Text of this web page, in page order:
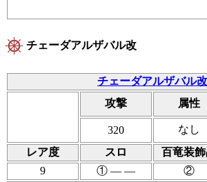
チェーダアルザバル改
チェーダアルザバル改
攻撃
属性
320 なし
レア度
スロ 百竜装
9
① ― ― ②